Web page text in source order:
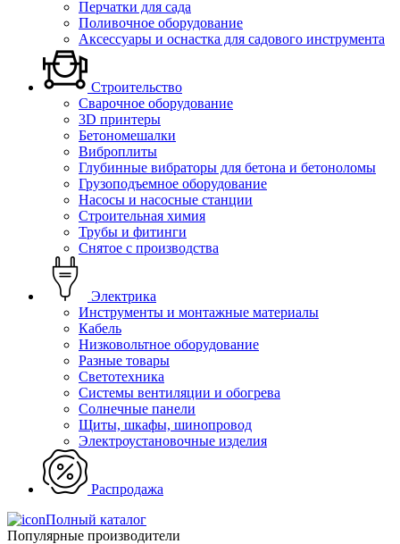
Перчатки для сада
Поливочное оборудование
Аксессуары и оснастка для садового инструмента
Строительство
Сварочное оборудование
3D принтеры
Бетономешалки
Виброплиты
Глубинные вибраторы для бетона и бетоноломы
Грузоподъемное оборудование
Насосы и насосные станции
Строительная химия
Трубы и фитинги
Снятое с производства
Электрика
Инструменты и монтажные материалы
Кабель
Низковольтное оборудование
Разные товары
Светотехника
Системы вентиляции и обогрева
Солнечные панели
Щиты, шкафы, шинопровод
Электроустановочные изделия
Распродажа
Полный каталог
Популярные производители